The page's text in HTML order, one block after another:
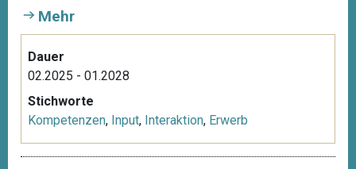
Mehr
Dauer
02.2025 - 01.2028
Stichworte
Kompetenzen, Input, Interaktion, Erwerb